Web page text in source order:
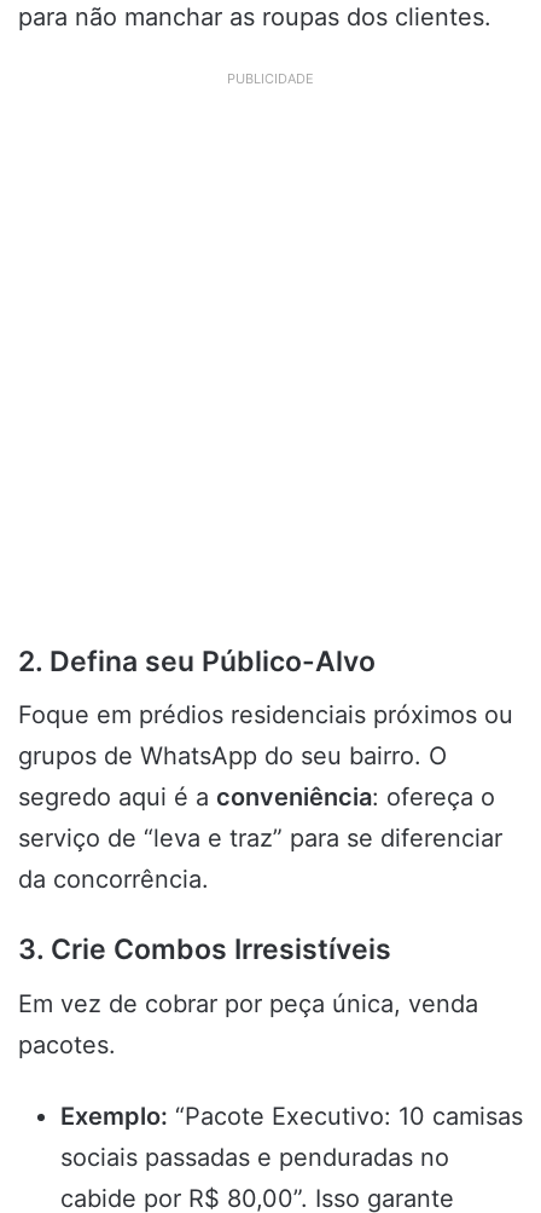
para não manchar as roupas dos clientes.
PUBLICIDADE
2. Defina seu Público-Alvo
Foque em prédios residenciais próximos ou
grupos de WhatsApp do seu bairro. O
segredo aqui é a conveniência: ofereça o
serviço de “leva e traz” para se diferenciar
da concorrência.
3. Crie Combos Irresistíveis
Em vez de cobrar por peça única, venda
pacotes.
Exemplo: “Pacote Executivo: 10 camisas
sociais passadas e penduradas no
cabide por R$ 80,00”. Isso garante